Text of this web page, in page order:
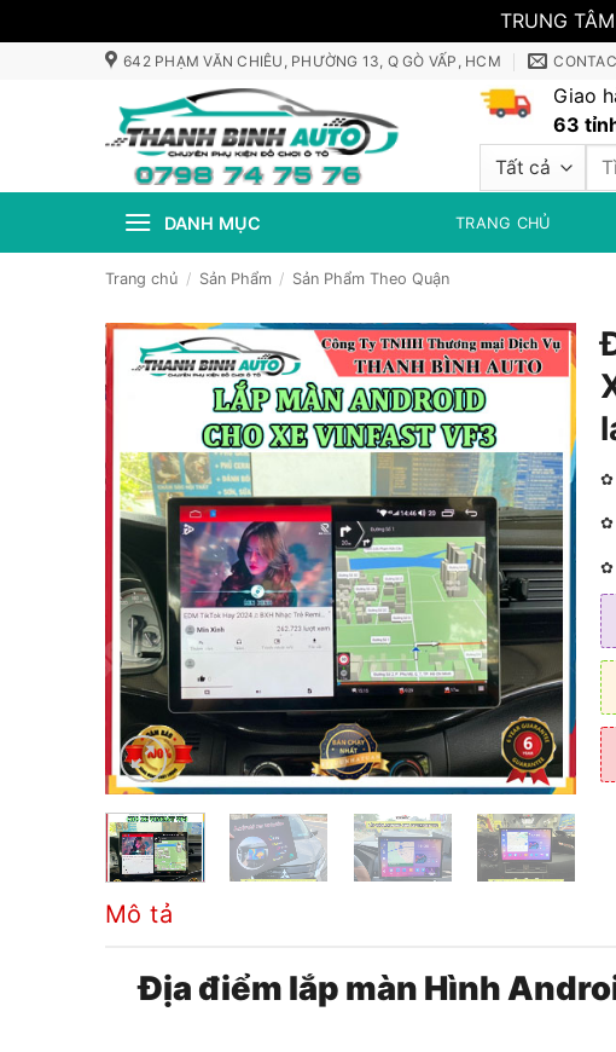
TRUNG
642 PHẠM VĂN CHIÊU, PHƯỜNG 13, Q GÒ VẤP, HCM
Giao
63
Tìm
DANH MỤC TRANG CHỦ
Trang chủ / Sản Phẩm / Sản Phẩm Theo Quận
✿
✿
✿
Mô tả
Địa điểm lắp màn Hình